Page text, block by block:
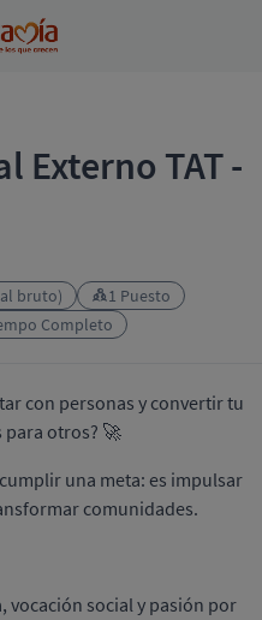
Externo TAT -
bruto)
1 Puesto
Completo
con personas y convertir tu
otros? 🚀
una meta: es impulsar
comunidades.
vocación social y pasión por